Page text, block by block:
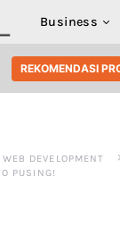
Business
REKOMENDASI
WEB DEVELOPMENT
PUSING!